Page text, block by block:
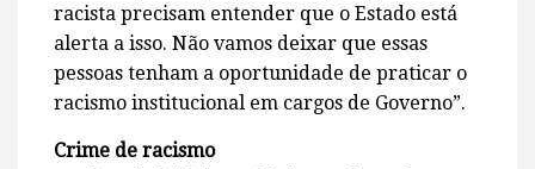
racista precisam entender que o Estado está
alerta a isso. Não vamos deixar que essas
pessoas tenham a oportunidade de praticar o
racismo institucional em cargos de Governo”.
Crime de racismo